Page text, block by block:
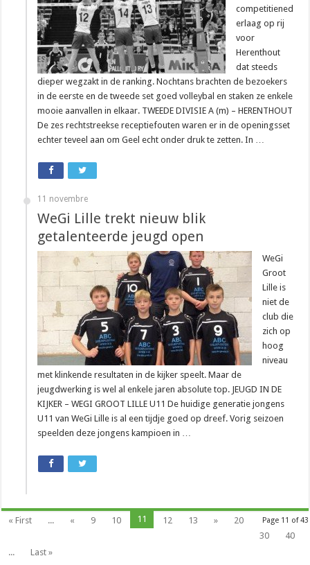
competitiened
erlaag op rij
voor
Herenthout
dat steeds
dieper wegzakt in de ranking. Nochtans brachten de bezoekers
in de eerste en de tweede set goed volleybal en staken ze enkele
mooie aanvallen in elkaar. TWEEDE DIVISIE A (m) – HERENTHOUT
De zes rechtstreekse receptiefouten waren er in de openingsset
echter teveel aan om Geel echt onder druk te zetten. In …
11 novembre
WeGi Lille trekt nieuw blik
getalenteerde jeugd open
WeGi
Groot
Lille is
niet de
club die
zich op
hoog
niveau
met klinkende resultaten in de kijker speelt. Maar de
jeugdwerking is wel al enkele jaren absolute top. JEUGD IN DE
KIJKER – WEGI GROOT LILLE U11 De huidige generatie jongens
U11 van WeGi Lille is al een tijdje goed op dreef. Vorig seizoen
speelden deze jongens kampioen in …
Page 11 of 43
« First ... « 9 10 11 12 13 »
20
30
40
...
Last »